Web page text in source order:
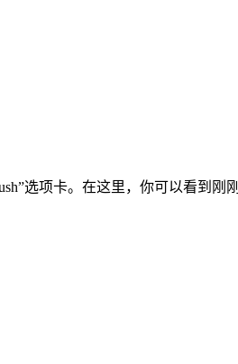
选项卡。在这里，你可以看到刚刚